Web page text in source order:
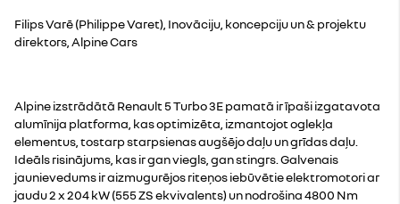
Filips Varē (Philippe Varet), Inovāciju, koncepciju un & projektu
direktors, Alpine Cars
Alpine izstrādātā Renault 5 Turbo 3E pamatā ir īpaši izgatavota
alumīnija platforma, kas optimizēta, izmantojot oglekļa
elementus, tostarp starpsienas augšējo daļu un grīdas daļu.
Ideāls risinājums, kas ir gan viegls, gan stingrs. Galvenais
jaunievedums ir aizmugurējos riteņos iebūvētie elektromotori ar
jaudu 2 x 204 kW (555 ZS ekvivalents) un nodrošina 4800 Nm